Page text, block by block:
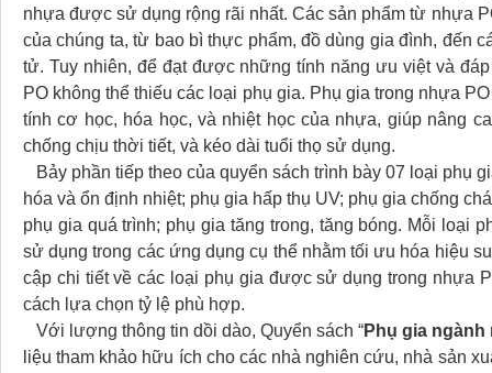
nhựa được sử dụng rộng rãi nhất. Các sản phẩm từ nhựa
của chúng ta, từ bao bì thực phẩm, đồ dùng gia đình, đến
tử. Tuy nhiên, để đạt được những tính năng ưu việt và
PO không thể thiếu các loại phụ gia. Phụ gia trong nhựa
tính cơ học, hóa học, và nhiệt học của nhựa, giúp nâng
chống chịu thời tiết, và kéo dài tuổi thọ sử dụng.
Bảy phần tiếp theo của quyển sách trình bày 07 loại phụ
hóa và ổn định nhiệt; phụ gia hấp thụ UV; phụ gia chống
phụ gia quá trình; phụ gia tăng trong, tăng bóng. Mỗi loại
sử dụng trong các ứng dụng cụ thể nhằm tối ưu hóa hiệu
cập chi tiết về các loại phụ gia được sử dụng trong nhựa
cách lựa chọn tỷ lệ phù hợp.
Với lượng thông tin dồi dào, Quyển sách “Phụ gia
liệu tham khảo hữu ích cho các nhà nghiên cứu, nhà sản